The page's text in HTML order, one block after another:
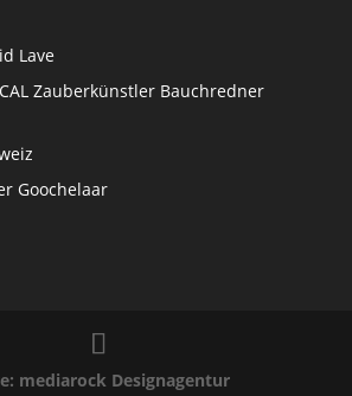
Lave
Zauberkünstler Bauchredner
Goochelaar
mediarock Designagentur